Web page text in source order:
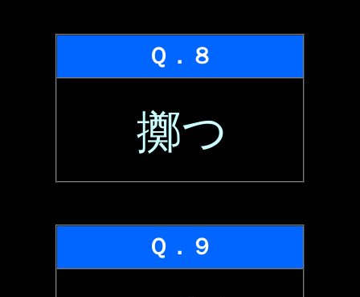
Ｑ．８
擲つ
Ｑ．９